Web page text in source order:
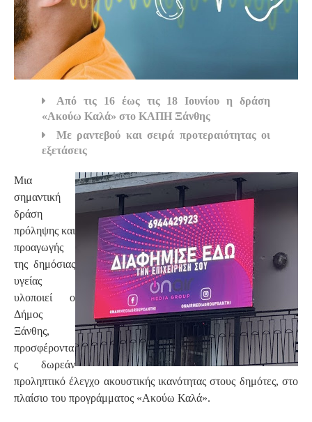
Από τις 16 έως τις 18 Ιουνίου η δράση
«Ακούω Καλά» στο ΚΑΠΗ Ξάνθης
Με ραντεβού και σειρά προτεραιότητας οι
εξετάσεις
Μια
σημαντική
δράση
πρόληψης και
προαγωγής
της δημόσιας
υγείας
υλοποιεί ο
Δήμος
Ξάνθης,
προσφέροντα
ς δωρεάν
προληπτικό έλεγχο ακουστικής ικανότητας στους δημότες, στο
πλαίσιο του προγράμματος «Ακούω Καλά».